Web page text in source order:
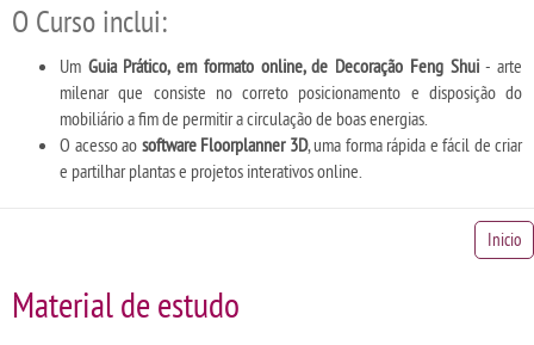
O Curso inclui:
Um Guia Prático, em formato online, de Decoração Feng Shui- arte
milenar que consiste no correto posicionamento e disposição do
mobiliário a fim de permitir a circulação de boas energias.
O acesso ao software Floorplanner 3D, uma forma rápida e fácil de criar
e partilhar plantas e projetos interativos online.
Inicio
Material de estudo